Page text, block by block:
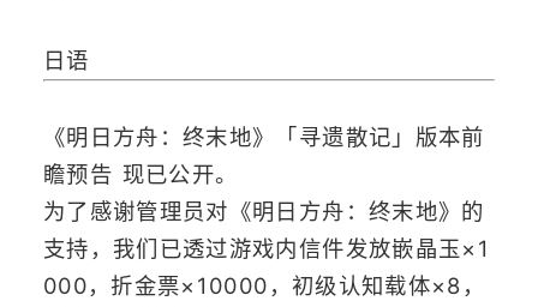
日语
《明日方舟：终末地》「寻遗散记」版本前
瞻预告 现已公开。
为了感谢管理员对《明日方舟：终末地》的
支持，我们已透过游戏内信件发放嵌晶玉×1
000，折金票×10000，初级认知载体×8，